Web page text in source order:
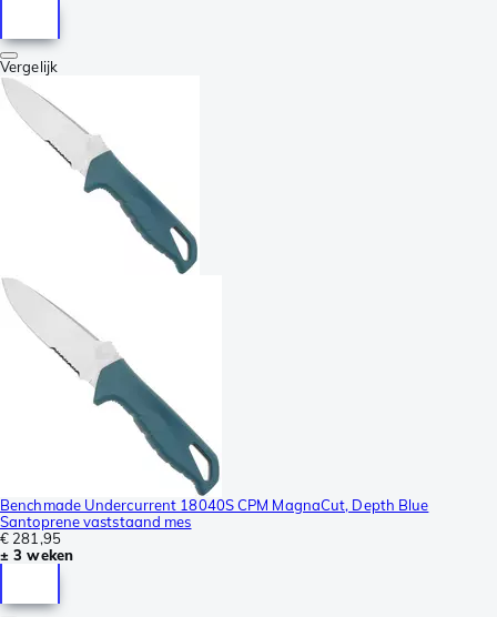
Vergelijk
Benchmade Undercurrent 18040S CPM MagnaCut, Depth Blue
Santoprene vaststaand mes
€ 281,95
± 3 weken